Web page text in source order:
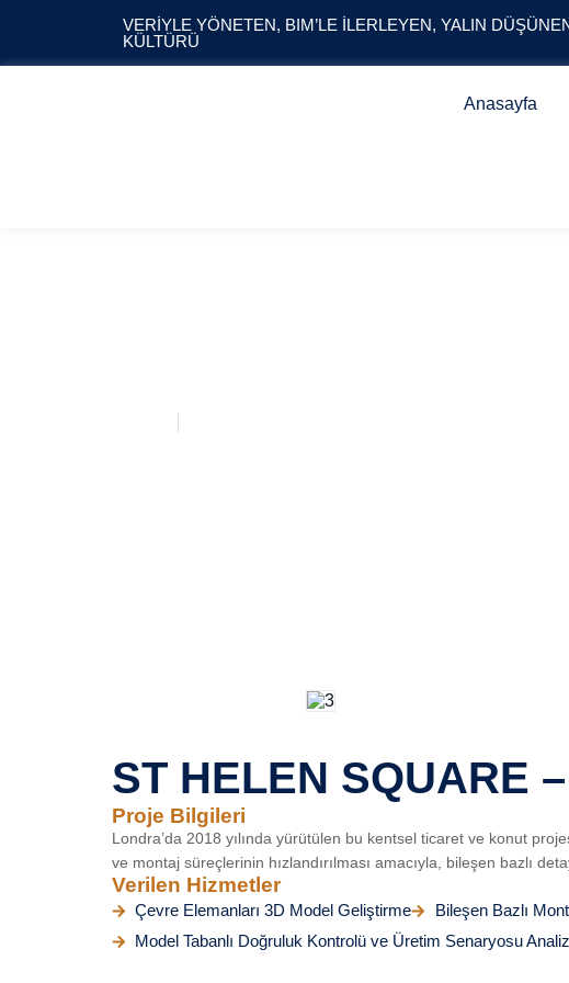
VERIYLE YÖNETEN, BIM’LE İLERLEYEN, YALIN
KÜLTÜRÜ
Anasayfa
ST HELEN SQUARE
Proje Bilgileri
Londra’da 2018 yılında yürütülen bu kentsel ticaret ve konut
ve montaj süreçlerinin hızlandırılması amacıyla, bileşen bazlı
Verilen Hizmetler
Çevre Elemanları 3D Model Geliştirme Bileşen Bazlı
Model Tabanlı Doğruluk Kontrolü ve Üretim Senaryosu